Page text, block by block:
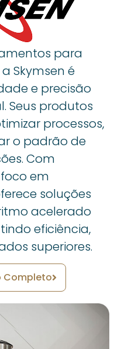
para
Skymsen é
e precisão
Seus produtos
processos,
o padrão de
Com
em
soluções
acelerado
eficiência,
superiores.
Completo